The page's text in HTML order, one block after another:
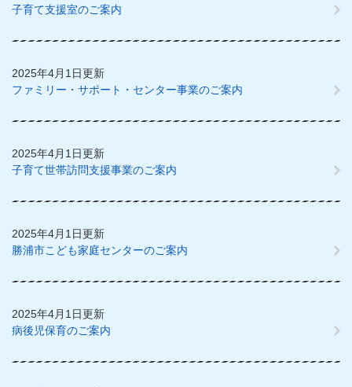
子育て支援室のご案内
2025年4月1日更新
ファミリー・サポート・センター事業のご案内
2025年4月1日更新
子育て世帯訪問支援事業のご案内
2025年4月1日更新
勝浦市こども家庭センターのご案内
2025年4月1日更新
病後児保育のご案内